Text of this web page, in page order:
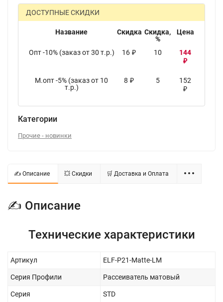
ДОСТУПНЫЕ СКИДКИ
Название Скидка Скидка,
%
Цена
Опт -10% (заказ от 30 т.р.) 16 ₽ 10 144
₽
М.опт -5% (заказ от 10
т.р.)
8 ₽ 5 152
₽
Категории
Прочие - новинки
✍ Описание 💥 Скидки 🛒 Доставка и Оплата
✍ Описание
Технические характеристики
Артикул ELF-Р21-Matte-LM
Серия Профили Рассеиватель матовый
Серия STD